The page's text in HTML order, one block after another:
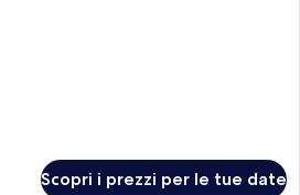
Scopri i prezzi per le tue date